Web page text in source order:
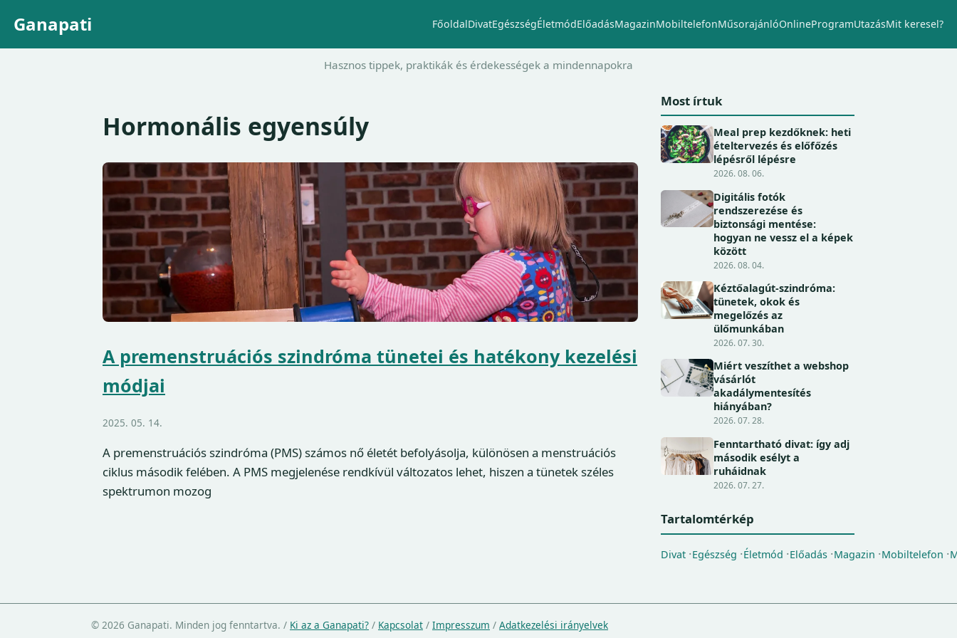
Ganapati FőoldalDivatEgészségÉletmódElőadásMagazinMobiltelefonMűsorajánlóOnlineProgramUtazásMit keresel?
Hasznos tippek, praktikák és érdekességek a mindennapokra
Hormonális egyensúly
A premenstruációs szindróma tünetei és hatékony kezelési
módjai
2025. 05. 14.
A premenstruációs szindróma (PMS) számos nő életét befolyásolja, különösen a menstruációs
ciklus második felében. A PMS megjelenése rendkívül változatos lehet, hiszen a tünetek széles
spektrumon mozog
Most írtuk
Meal prep kezdőknek: heti
ételtervezés és előfőzés
lépésről lépésre
2026. 08. 06.
Digitális fotók
rendszerezése és
biztonsági mentése:
hogyan ne vessz el a képek
között
2026. 08. 04.
Kéztőalagút-szindróma:
tünetek, okok és
megelőzés az
ülőmunkában
2026. 07. 30.
Miért veszíthet a webshop
vásárlót
akadálymentesítés
hiányában?
2026. 07. 28.
Fenntartható divat: így adj
második esélyt a
ruháidnak
2026. 07. 27.
Tartalomtérkép
Divat Egészség Életmód Előadás Magazin Mobiltelefon
© 2026 Ganapati. Minden jog fenntartva. / Ki az a Ganapati? / Kapcsolat / Impresszum / Adatkezelési irányelvek